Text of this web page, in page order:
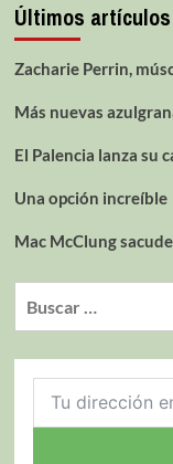
Últimos artículos
Zacharie Perrin,
Más nuevas
El Palencia lanza su
Una opción increíble
Mac McClung